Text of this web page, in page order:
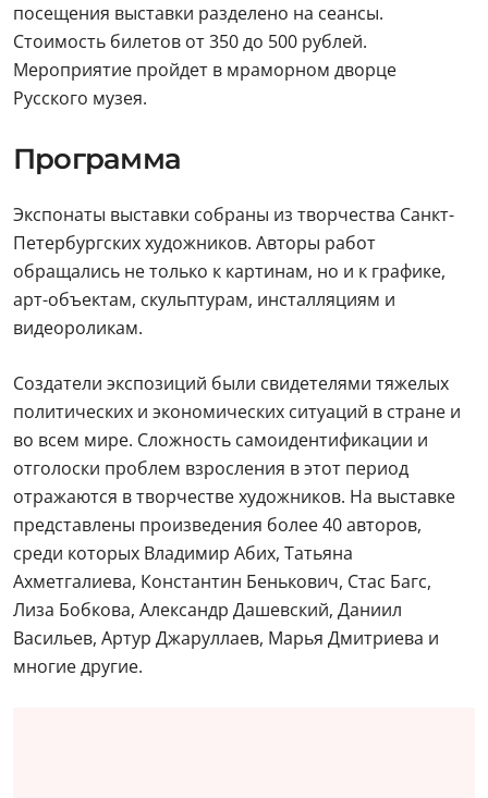
посещения выставки разделено на сеансы.
Стоимость билетов от 350 до 500 рублей.
Мероприятие пройдет в мраморном дворце
Русского музея.
Программа
Экспонаты выставки собраны из творчества Санкт-
Петербургских художников. Авторы работ
обращались не только к картинам, но и к графике,
арт-объектам, скульптурам, инсталляциям и
видеороликам.
Создатели экспозиций были свидетелями тяжелых
политических и экономических ситуаций в стране и
во всем мире. Сложность самоидентификации и
отголоски проблем взросления в этот период
отражаются в творчестве художников. На выставке
представлены произведения более 40 авторов,
среди которых Владимир Абих, Татьяна
Ахметгалиева, Константин Бенькович, Стас Багс,
Лиза Бобкова, Александр Дашевский, Даниил
Васильев, Артур Джаруллаев, Марья Дмитриева и
многие другие.